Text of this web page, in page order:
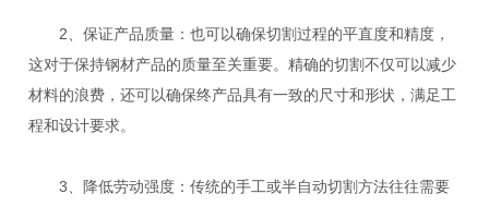
2、保证产品质量：也可以确保切割过程的平直度和精度，
这对于保持钢材产品的质量至关重要。精确的切割不仅可以减少
材料的浪费，还可以确保终产品具有一致的尺寸和形状，满足工
程和设计要求。
3、降低劳动强度：传统的手工或半自动切割方法往往需要